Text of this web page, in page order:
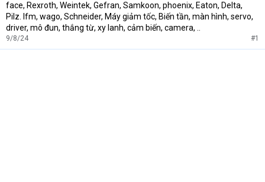
face, Rexroth, Weintek, Gefran, Samkoon, phoenix, Eaton, Delta,
Pilz. Ifm, wago, Schneider, Máy giảm tốc, Biến tần, màn hình, servo,
driver, mô đun, thắng từ, xy lanh, cảm biến, camera, ..
9/8/24 #1